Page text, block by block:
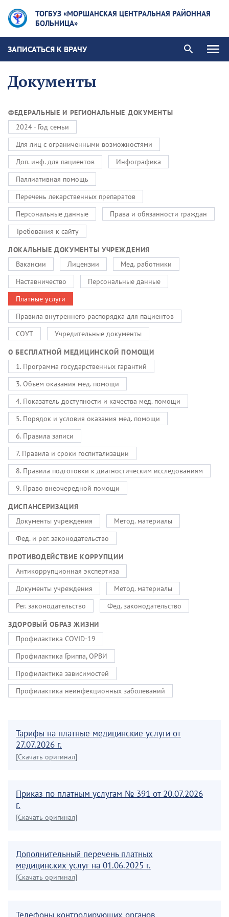
ТОГБУЗ «МОРШАНСКАЯ ЦЕНТРАЛЬНАЯ РАЙОННАЯ
БОЛЬНИЦА»
ЗАПИСАТЬСЯ К ВРАЧУ
Документы
ФЕДЕРАЛЬНЫЕ И РЕГИОНАЛЬНЫЕ ДОКУМЕНТЫ
2024 - Год семьи
Для лиц с ограниченными возможностями
Доп. инф. для пациентов
Инфографика
Паллиативная помощь
Перечень лекарственных препаратов
Персональные данные
Права и обязанности граждан
Требования к сайту
ЛОКАЛЬНЫЕ ДОКУМЕНТЫ УЧРЕЖДЕНИЯ
Вакансии
Лицензии
Мед. работники
Наставничество
Персональные данные
Платные услуги
Правила внутреннего распорядка для пациентов
СОУТ
Учредительные документы
О БЕСПЛАТНОЙ МЕДИЦИНСКОЙ ПОМОЩИ
1. Программа государственных гарантий
3. Объем оказания мед. помощи
4. Показатель доступности и качества мед. помощи
5. Порядок и условия оказания мед. помощи
6. Правила записи
7. Правила и сроки госпитализации
8. Правила подготовки к диагностическим исследованиям
9. Право внеочередной помощи
ДИСПАНСЕРИЗАЦИЯ
Документы учреждения
Метод. материалы
Фед. и рег. законодательство
ПРОТИВОДЕЙСТВИЕ КОРРУПЦИИ
Антикоррупционная экспертиза
Документы учреждения
Метод. материалы
Рег. законодательство
Фед. законодательство
ЗДОРОВЫЙ ОБРАЗ ЖИЗНИ
Профилактика COVID-19
Профилактика Гриппа, ОРВИ
Профилактика зависимостей
Профилактика неинфекционных заболеваний
Тарифы на платные медицинские услуги от
27.07.2026 г.
[Скачать оригинал]
Приказ по платным услугам № 391 от 20.07.2026
г.
[Скачать оригинал]
Дополнительный перечень платных
медицинских услуг на 01.06.2025 г.
[Скачать оригинал]